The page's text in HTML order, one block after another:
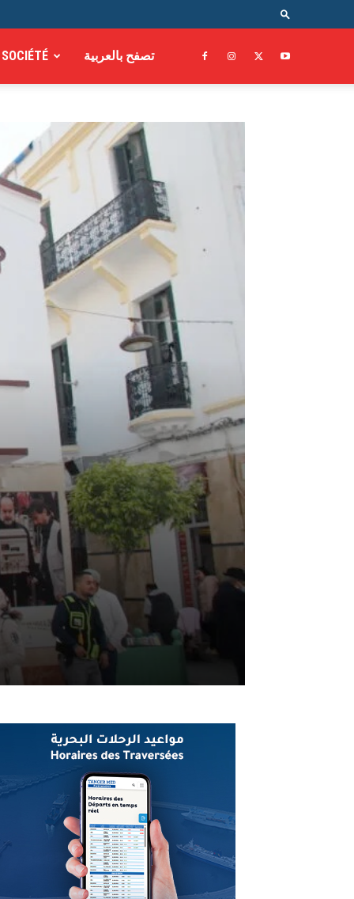
SOCIÉTÉ تصفح بالعربية